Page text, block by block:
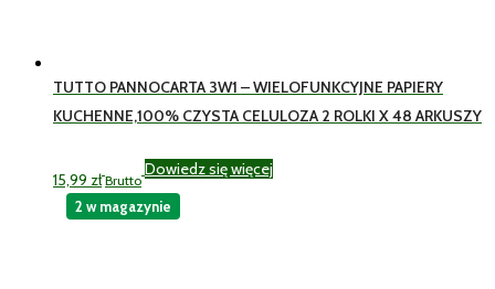
TUTTO PANNOCARTA 3W1 – WIELOFUNKCYJNE PAPIERY
KUCHENNE,100% CZYSTA CELULOZA 2 ROLKI X 48 ARKUSZY
15,99 zł Brutto
Dowiedz się więcej
2 w magazynie